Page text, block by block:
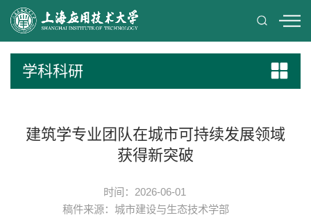
学科科研
建筑学专业团队在城市可持续发展领域
获得新突破
时间：2026-06-01
稿件来源：城市建设与生态技术学部